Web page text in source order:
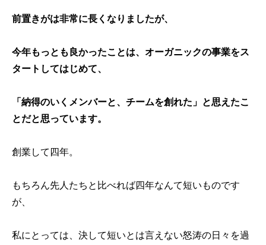
前置きがは非常に長くなりましたが、
今年もっとも良かったことは、オーガニックの事業をス
タートしてはじめて、
「納得のいくメンバーと、チームを創れた」と思えたこ
とだと思っています。
創業して四年。
もちろん先人たちと比べれば四年なんて短いものです
が、
私にとっては、決して短いとは言えない怒涛の日々を過